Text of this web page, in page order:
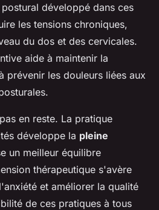
développé dans ces
les tensions chroniques,
du dos et des cervicales.
aide à maintenir la
prévenir les douleurs liées aux
en reste. La pratique
développe la pleine
un meilleur équilibre
thérapeutique s'avère
et améliorer la qualité
de ces pratiques à tous